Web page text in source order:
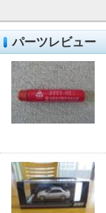
パーツレビュー